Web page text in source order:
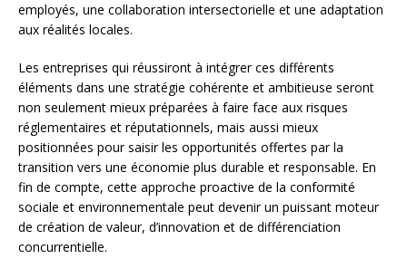
employés, une collaboration intersectorielle et une adaptation
aux réalités locales.
Les entreprises qui réussiront à intégrer ces différents
éléments dans une stratégie cohérente et ambitieuse seront
non seulement mieux préparées à faire face aux risques
réglementaires et réputationnels, mais aussi mieux
positionnées pour saisir les opportunités offertes par la
transition vers une économie plus durable et responsable. En
fin de compte, cette approche proactive de la conformité
sociale et environnementale peut devenir un puissant moteur
de création de valeur, d’innovation et de différenciation
concurrentielle.